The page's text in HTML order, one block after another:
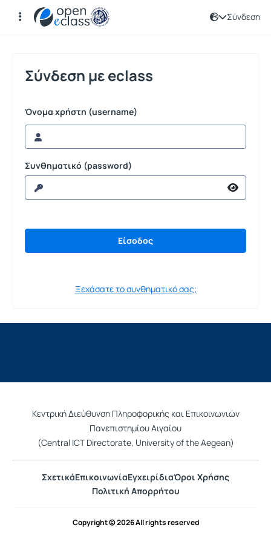
Σύνδεση
Σύνδεση
Σύνδεση με eclass
Όνομα χρήστη (username)
Συνθηματικό (password)
Ξεχάσατε το συνθηματικό σας;
Κεντρική Διεύθυνση Πληροφορικής και Επικοινωνιών
Πανεπιστημίου Αιγαίου
(Central ICT Directorate, University of the Aegean)
ΣχετικάΕπικοινωνίαΕγχειρίδιαΌροι Χρήσης
Πολιτική Απορρήτου
Copyright © 2026 All rights reserved